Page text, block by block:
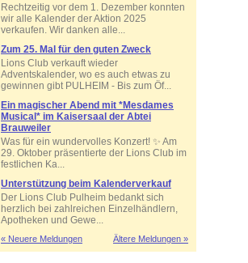
Rechtzeitig vor dem 1. Dezember konnten
wir alle Kalender der Aktion 2025
verkaufen. Wir danken alle...
Zum 25. Mal für den guten Zweck
Lions Club verkauft wieder
Adventskalender, wo es auch etwas zu
gewinnen gibt PULHEIM - Bis zum Öf...
Ein magischer Abend mit *Mesdames
Musical* im Kaisersaal der Abtei
Brauweiler
Was für ein wundervolles Konzert! ✨ Am
29. Oktober präsentierte der Lions Club im
festlichen Ka...
Unterstützung beim Kalenderverkauf
Der Lions Club Pulheim bedankt sich
herzlich bei zahlreichen Einzelhändlern,
Apotheken und Gewe...
« Neuere Meldungen Ältere Meldungen »